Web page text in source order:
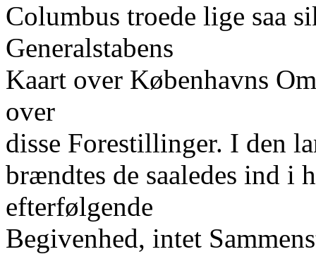
Columbus troede lige saa
Generalstabens
Kaart over Københavns
over
disse Forestillinger. I den
brændtes de saaledes ind i
efterfølgende
Begivenhed, intet